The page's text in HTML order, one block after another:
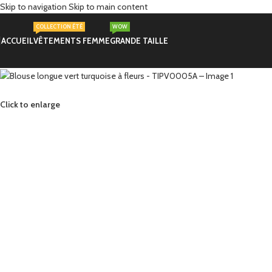
Skip to navigation Skip to main content
ACCUEILVÊTEMENTS FEMME
COLLECTION ÉTÉ
GRANDE TAILLE
WOW
Click to enlarge